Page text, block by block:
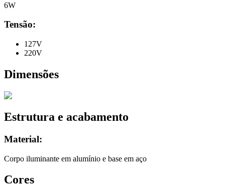
6W
Tensão:
127V
220V
Dimensões
Estrutura e acabamento
Material:
Corpo iluminante em alumínio e base em aço
Cores